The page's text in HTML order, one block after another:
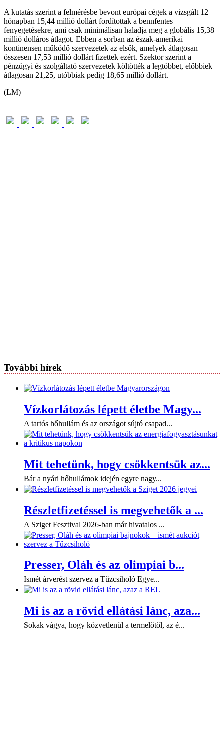
A kutatás szerint a felmérésbe bevont európai cégek a vizsgált 12
hónapban 15,44 millió dollárt fordítottak a bennfentes
fenyegetésekre, ami csak minimálisan haladja meg a globális 15,38
millió dolláros átlagot. Ebben a sorban az észak-amerikai
kontinensen működő szervezetek az elsők, amelyek átlagosan
összesen 17,53 millió dollárt fizettek ezért. Szektor szerint a
pénzügyi és szolgáltató szervezetek költötték a legtöbbet, előbbiek
átlagosan 21,25, utóbbiak pedig 18,65 millió dollárt.
(LM)
További hírek
Vízkorlátozás lépett életbe Magy...
A tartós hőhullám és az országot sújtó csapad...
Mit tehetünk, hogy csökkentsük az...
Bár a nyári hőhullámok idején egyre nagy...
Részletfizetéssel is megvehetők a ...
A Sziget Fesztival 2026-ban már hivatalos ...
Presser, Oláh és az olimpiai b...
Ismét árverést szervez a Tűzcsiholó Egye...
Mi is az a rövid ellátási lánc, aza...
Sokak vágya, hogy közvetlenül a termelőtől, az é...